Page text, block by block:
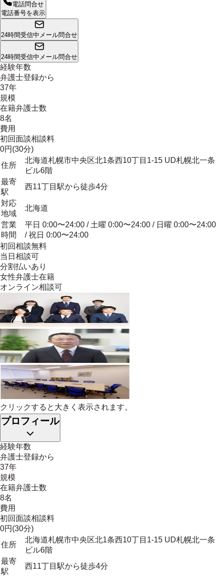
電話問合せ
電話番号を表示
24時間受信中 メール問合せ
24時間受信中 メール問合せ
経験年数
弁護士登録から
37年
規模
在籍弁護士数
8名
費用
初回面談相談料
0円(30分)
住所
北海道札幌市中央区北1条西10丁目1-15 UD札幌北一条
ビル6階
最寄
駅
西11丁目駅から徒歩4分
対応
地域
北海道
営業
時間
平日 0:00〜24:00 / 土曜 0:00〜24:00 / 日曜 0:00〜24:00
/ 祝日 0:00〜24:00
初回相談無料
当日相談可
分割払いあり
女性弁護士在籍
オンライン相談可
クリックすると大きく表示されます。
プロフィール
経験年数
弁護士登録から
37年
規模
在籍弁護士数
8名
費用
初回面談相談料
0円(30分)
住所
北海道札幌市中央区北1条西10丁目1-15 UD札幌北一条
ビル6階
最寄
駅
西11丁目駅から徒歩4分